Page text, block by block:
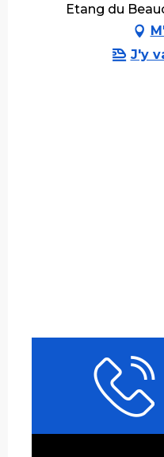
Etang du
J'y